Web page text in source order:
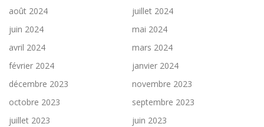
août 2024
juillet 2024
juin 2024
mai 2024
avril 2024
mars 2024
février 2024
janvier 2024
décembre 2023
novembre 2023
octobre 2023
septembre 2023
juillet 2023
juin 2023